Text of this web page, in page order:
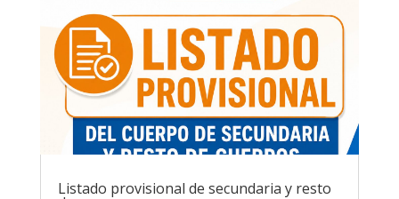
Listado provisional de secundaria y resto